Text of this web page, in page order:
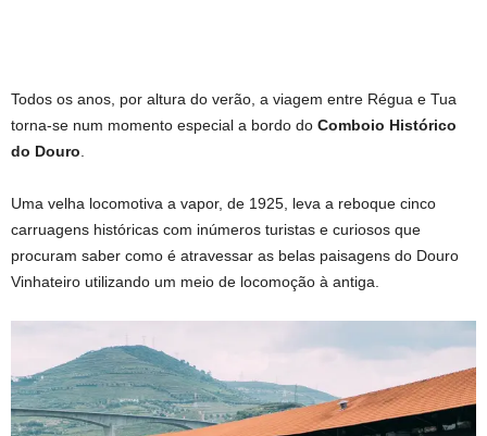
Todos os anos, por altura do verão, a viagem entre Régua e Tua
torna-se num momento especial a bordo do Comboio Histórico
do Douro.
Uma velha locomotiva a vapor, de 1925, leva a reboque cinco
carruagens históricas com inúmeros turistas e curiosos que
procuram saber como é atravessar as belas paisagens do Douro
Vinhateiro utilizando um meio de locomoção à antiga.